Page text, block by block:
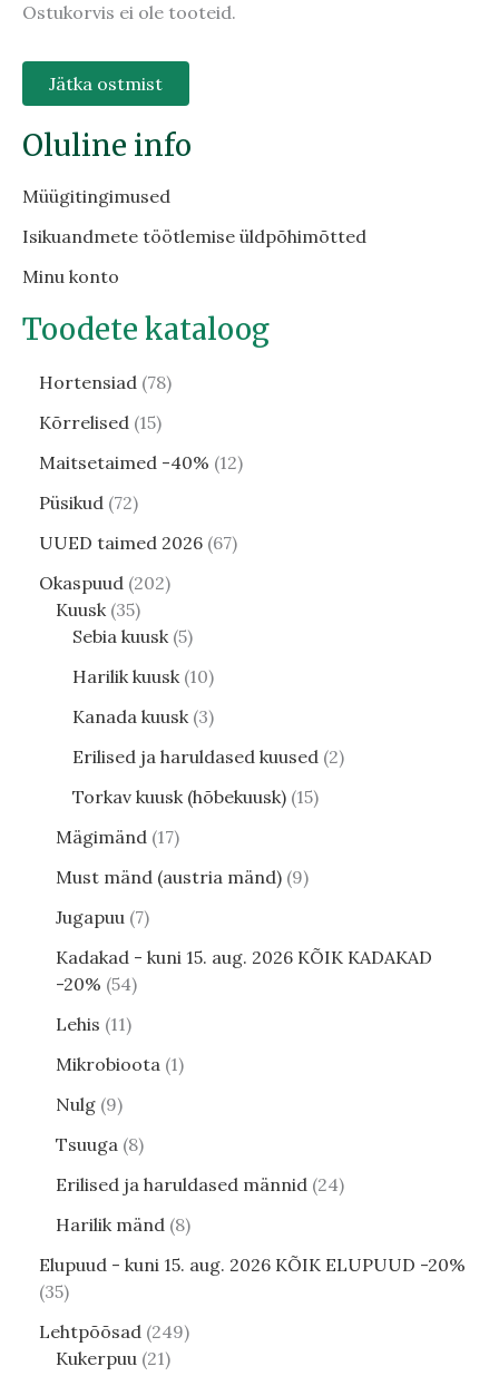
Ostukorvis ei ole tooteid.
Jätka ostmist
Oluline info
Müügitingimused
Isikuandmete töötlemise üldpõhimõtted
Minu konto
Toodete kataloog
Hortensiad 78
Kõrrelised 15
Maitsetaimed -40% 12
Püsikud 72
UUED taimed 2026 67
Okaspuud 202
Kuusk 35
Sebia kuusk 5
Harilik kuusk 10
Kanada kuusk 3
Erilised ja haruldased kuused 2
Torkav kuusk (hõbekuusk) 15
Mägimänd 17
Must mänd (austria mänd) 9
Jugapuu 7
Kadakad - kuni 15. aug. 2026 KÕIK KADAKAD
-20% 54
Lehis 11
Mikrobioota 1
Nulg 9
Tsuuga 8
Erilised ja haruldased männid 24
Harilik mänd 8
Elupuud - kuni 15. aug. 2026 KÕIK ELUPUUD -20%
35
Lehtpõõsad 249
Kukerpuu 21